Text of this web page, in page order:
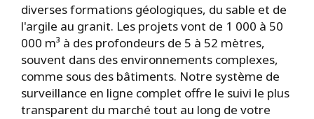
diverses formations géologiques, du sable et de
l'argile au granit. Les projets vont de 1 000 à 50
000 m³ à des profondeurs de 5 à 52 mètres,
souvent dans des environnements complexes,
comme sous des bâtiments. Notre système de
surveillance en ligne complet offre le suivi le plus
transparent du marché tout au long de votre